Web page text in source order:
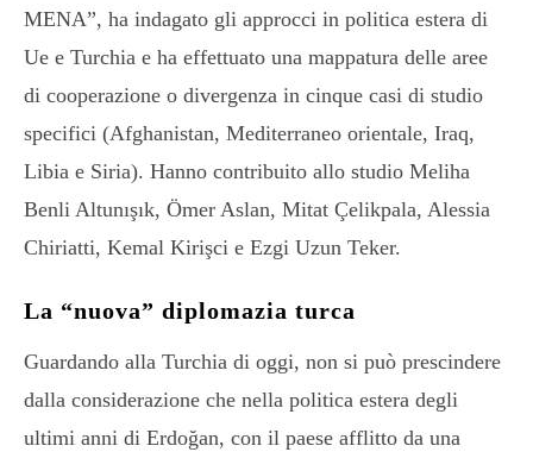
MENA”, ha indagato gli approcci in politica estera di
Ue e Turchia e ha effettuato una mappatura delle aree
di cooperazione o divergenza in cinque casi di studio
specifici (Afghanistan, Mediterraneo orientale, Iraq,
Libia e Siria). Hanno contribuito allo studio Meliha
Benli Altunışık, Ömer Aslan, Mitat Çelikpala, Alessia
Chiriatti, Kemal Kirişci e Ezgi Uzun Teker.
La “nuova” diplomazia turca
Guardando alla Turchia di oggi, non si può prescindere
dalla considerazione che nella politica estera degli
ultimi anni di Erdoğan, con il paese afflitto da una